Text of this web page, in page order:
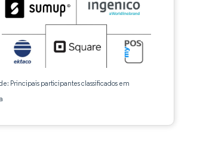
Principais participantes classificados em